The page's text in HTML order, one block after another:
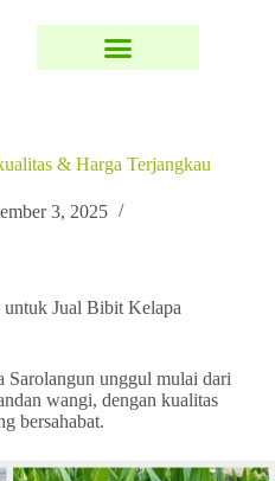
& Harga Terjangkau
3, 2025
untuk Jual Bibit Kelapa
Sarolangun unggul mulai dari
wangi, dengan kualitas
bersahabat.